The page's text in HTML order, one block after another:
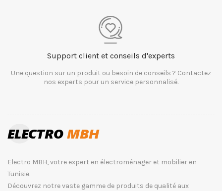
Support client et conseils d'experts
Une question sur un produit ou besoin de conseils ? Contactez
nos experts pour un service personnalisé.
Electro MBH, votre expert en électroménager et mobilier en
Tunisie.
Découvrez notre vaste gamme de produits de qualité aux